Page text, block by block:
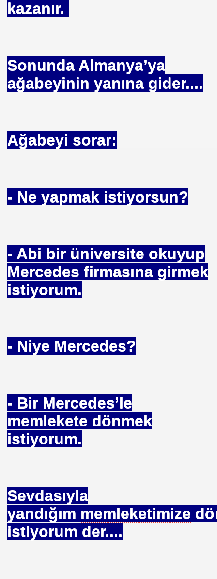
kazanır.
Sonunda Almanya’ya
ağabeyinin yanına gider....
Ağabeyi sorar:
- Ne yapmak istiyorsun?
- Abi bir üniversite okuyup
Mercedes firmasına girmek
istiyorum.
- Niye Mercedes?
- Bir Mercedes’le
memlekete dönmek
istiyorum.
Sevdasıyla
yandığım memleketimize
istiyorum der....
8.NCİ DAİRE BOZMA KARARI KARARI
2 FARKLI CEVAP
OLACAK!
SERVİS